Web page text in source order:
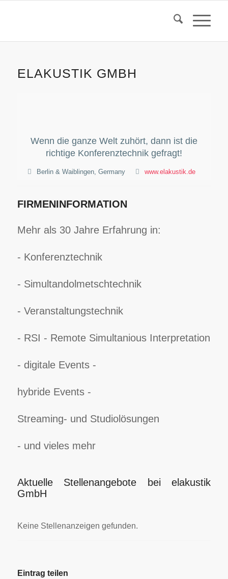
ELAKUSTIK GMBH
Wenn die ganze Welt zuhört, dann ist die
richtige Konferenztechnik gefragt!
Berlin & Waiblingen, Germany www.elakustik.de
FIRMENINFORMATION
Mehr als 30 Jahre Erfahrung in:
- Konferenztechnik
- Simultandolmetschtechnik
- Veranstaltungstechnik
- RSI - Remote Simultanious Interpretation
- digitale Events -
hybride Events -
Streaming- und Studiolösungen
- und vieles mehr
Aktuelle Stellenangebote bei elakustik
GmbH
Keine Stellenanzeigen gefunden.
Eintrag teilen